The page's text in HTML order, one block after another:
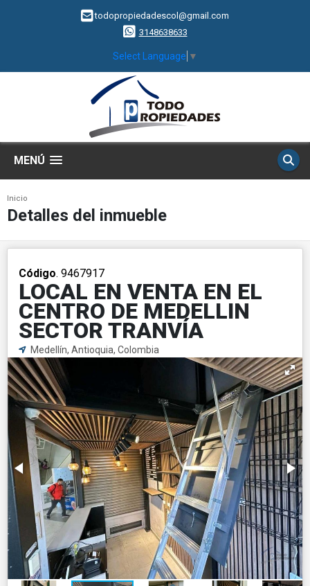
todopropiedadescol@gmail.com
3148638633
Select Language ▼
MENÚ
Inicio
Detalles del inmueble
Código. 9467917
LOCAL EN VENTA EN EL
CENTRO DE MEDELLIN
SECTOR TRANVÍA
Medellín, Antioquia, Colombia